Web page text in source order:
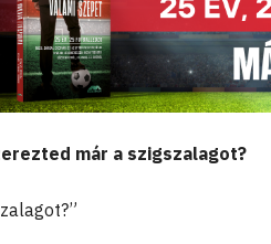
már a szigszalagot?